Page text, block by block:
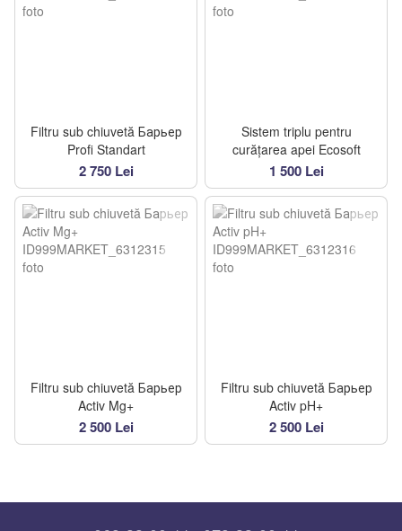
Filtru sub chiuvetă Барьер
Profi Standart
2 750 Lei
Sistem triplu pentru
curățarea apei Ecosoft
1 500 Lei
Filtru sub chiuvetă Барьер
Activ Mg+
2 500 Lei
Filtru sub chiuvetă Барьер
Activ pH+
2 500 Lei